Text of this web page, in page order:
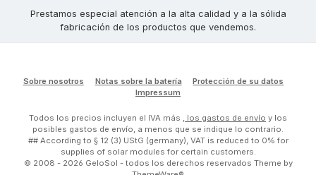
Prestamos especial atención a la alta calidad y a la sólida
fabricación de los productos que vendemos.
Sobre nosotros Notas sobre la batería
Protección de su datos
Impressum
Todos los precios incluyen el IVA más , los gastos de envío y los
posibles gastos de envío, a menos que se indique lo contrario.
## According to § 12 (3) UStG (germany), VAT is reduced to 0% for
supplies of solar modules for certain customers.
© 2008 - 2026 GeloSol - todos los derechos reservados Theme by